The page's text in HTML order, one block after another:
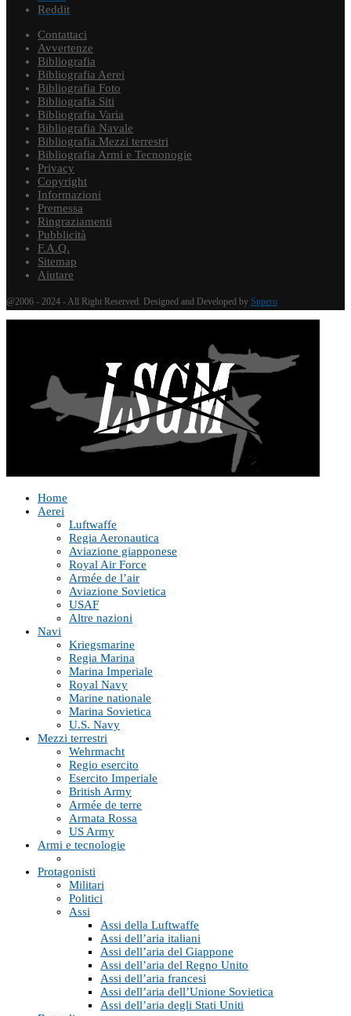
Reddit
Contattaci
Avvertenze
Bibliografia
Bibliografia Aerei
Bibliografia Foto
Bibliografia Siti
Bibliografia Varia
Bibliografia Navale
Bibliografia Mezzi terrestri
Bibliografia Armi e Tecnonogie
Privacy
Copyright
Informazioni
Premessa
Ringraziamenti
Pubblicità
F.A.Q.
Sitemap
Aiutare
@2006 - 2024 - All Right Reserved. Designed and Developed by Supero
Home
Aerei
Luftwaffe
Regia Aeronautica
Aviazione giapponese
Royal Air Force
Armée de l’air
Aviazione Sovietica
USAF
Altre nazioni
Navi
Kriegsmarine
Regia Marina
Marina Imperiale
Royal Navy
Marine nationale
Marina Sovietica
U.S. Navy
Mezzi terrestri
Wehrmacht
Regio esercito
Esercito Imperiale
British Army
Armée de terre
Armata Rossa
US Army
Armi e tecnologie
Protagonisti
Militari
Politici
Assi
Assi della Luftwaffe
Assi dell’aria italiani
Assi dell’aria del Giappone
Assi dell’aria del Regno Unito
Assi dell’aria francesi
Assi dell’aria dell’Unione Sovietica
Assi dell’aria degli Stati Uniti